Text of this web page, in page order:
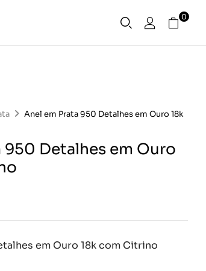
0
Anel em Prata 950 Detalhes em Ouro 18k
950 Detalhes em Ouro
em Ouro 18k com Citrino